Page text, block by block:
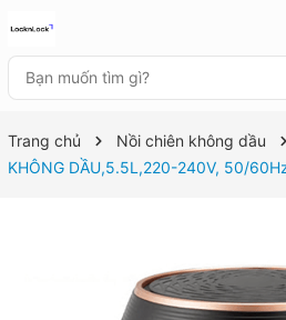
Trang chủ Nồi chiên không dầu
KHÔNG DẦU,5.5L,220-240V, 50/